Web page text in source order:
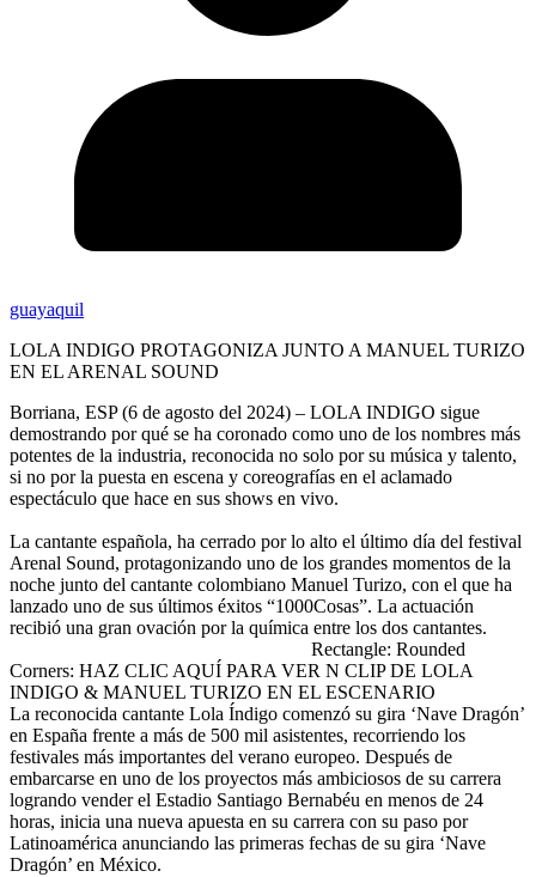
guayaquil
LOLA INDIGO PROTAGONIZA JUNTO A MANUEL TURIZO
EN EL ARENAL SOUND
Borriana, ESP (6 de agosto del 2024) – LOLA INDIGO sigue
demostrando por qué se ha coronado como uno de los nombres más
potentes de la industria, reconocida no solo por su música y talento,
si no por la puesta en escena y coreografías en el aclamado
espectáculo que hace en sus shows en vivo.
La cantante española, ha cerrado por lo alto el último día del festival
Arenal Sound, protagonizando uno de los grandes momentos de la
noche junto del cantante colombiano Manuel Turizo, con el que ha
lanzado uno de sus últimos éxitos “1000Cosas”. La actuación
recibió una gran ovación por la química entre los dos cantantes.
Rectangle: Rounded
Corners: HAZ CLIC AQUÍ PARA VER N CLIP DE LOLA
INDIGO & MANUEL TURIZO EN EL ESCENARIO
La reconocida cantante Lola Índigo comenzó su gira ‘Nave Dragón’
en España frente a más de 500 mil asistentes, recorriendo los
festivales más importantes del verano europeo. Después de
embarcarse en uno de los proyectos más ambiciosos de su carrera
logrando vender el Estadio Santiago Bernabéu en menos de 24
horas, inicia una nueva apuesta en su carrera con su paso por
Latinoamérica anunciando las primeras fechas de su gira ‘Nave
Dragón’ en México.